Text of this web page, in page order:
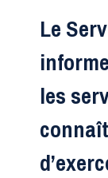
Le
les